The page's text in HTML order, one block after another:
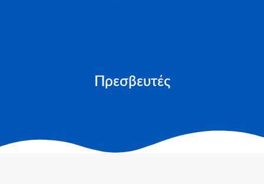
Πρεσβευτές